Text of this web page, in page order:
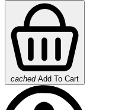
cached Add To Cart